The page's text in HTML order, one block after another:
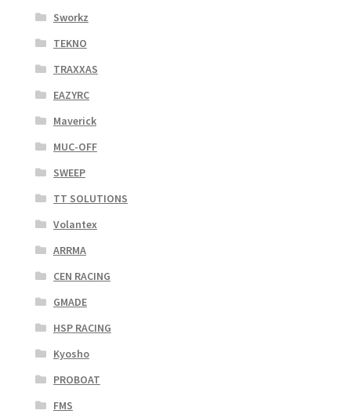
Sworkz
TEKNO
TRAXXAS
EAZYRC
Maverick
MUC-OFF
SWEEP
TT SOLUTIONS
Volantex
ARRMA
CEN RACING
GMADE
HSP RACING
Kyosho
PROBOAT
FMS